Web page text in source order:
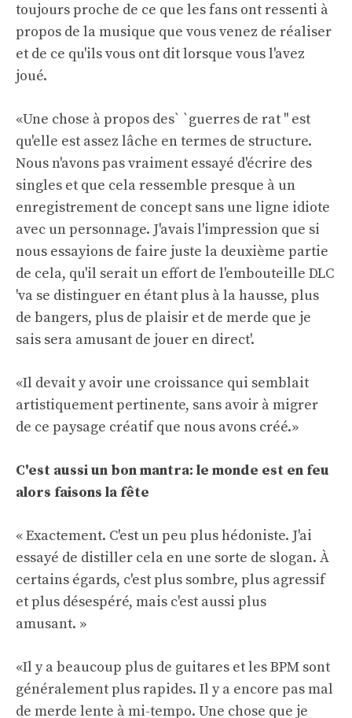
toujours proche de ce que les fans ont ressenti à
propos de la musique que vous venez de réaliser
et de ce qu'ils vous ont dit lorsque vous l'avez
joué.
«Une chose à propos des` `guerres de rat '' est
qu'elle est assez lâche en termes de structure.
Nous n'avons pas vraiment essayé d'écrire des
singles et que cela ressemble presque à un
enregistrement de concept sans une ligne idiote
avec un personnage. J'avais l'impression que si
nous essayions de faire juste la deuxième partie
de cela, qu'il serait un effort de l'embouteille DLC
'va se distinguer en étant plus à la hausse, plus
de bangers, plus de plaisir et de merde que je
sais sera amusant de jouer en direct'.
«Il devait y avoir une croissance qui semblait
artistiquement pertinente, sans avoir à migrer
de ce paysage créatif que nous avons créé.»
C'est aussi un bon mantra: le monde est en feu
alors faisons la fête
« Exactement. C'est un peu plus hédoniste. J'ai
essayé de distiller cela en une sorte de slogan. À
certains égards, c'est plus sombre, plus agressif
et plus désespéré, mais c'est aussi plus
amusant. »
«Il y a beaucoup plus de guitares et les BPM sont
généralement plus rapides. Il y a encore pas mal
de merde lente à mi-tempo. Une chose que je